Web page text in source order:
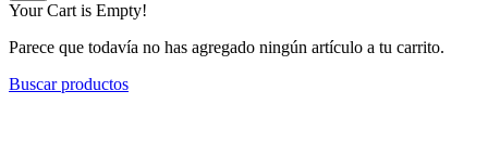
Your Cart is Empty!
Parece que todavía no has agregado ningún artículo a tu carrito.
Buscar productos